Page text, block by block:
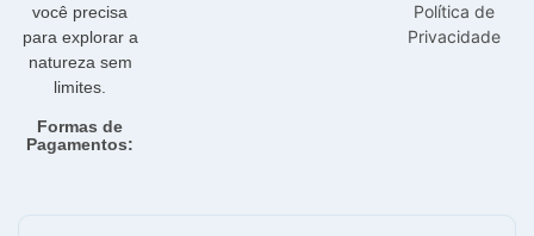
você precisa
para explorar a
natureza sem
limites.
Formas de
Pagamentos:
Política de
Privacidade